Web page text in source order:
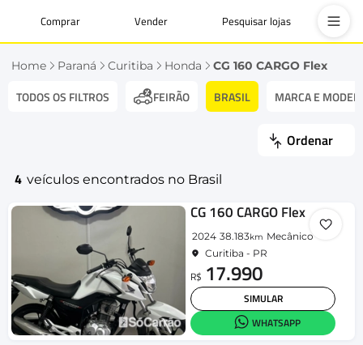
Comprar Vender Pesquisar lojas
Home Paraná Curitiba Honda CG 160 CARGO Flex
TODOS OS FILTROS FEIRÃO BRASIL MARCA E
Ordenar
4 veículos encontrados no Brasil
CG 160 CARGO Flex
2024 38.183km Mecânico
Curitiba - PR
R$ 17.990
SIMULAR
WHATSAPP